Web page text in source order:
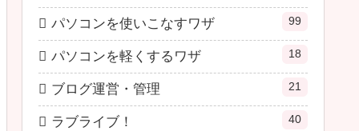
パソコンを使いこなすワザ 99
パソコンを軽くするワザ 18
ブログ運営・管理 21
ラブライブ！ 40